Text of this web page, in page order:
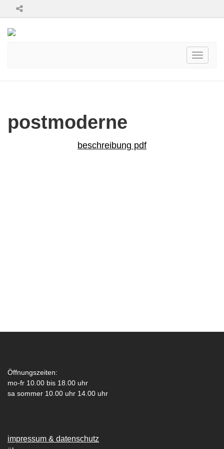
Toggle
postmoderne
beschreibung pdf
Öffnungszeiten:
mo-fr 10.00 bis 18.00 uhr
sa sommer 10.00 uhr 14.00 uhr
impressum & datenschutz